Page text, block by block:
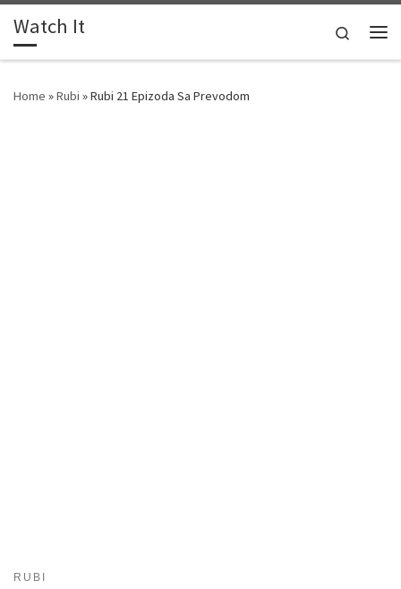
Skip to content
Watch It
Search
Home »Rubi »Rubi 21 Epizoda Sa Prevodom
RUBI